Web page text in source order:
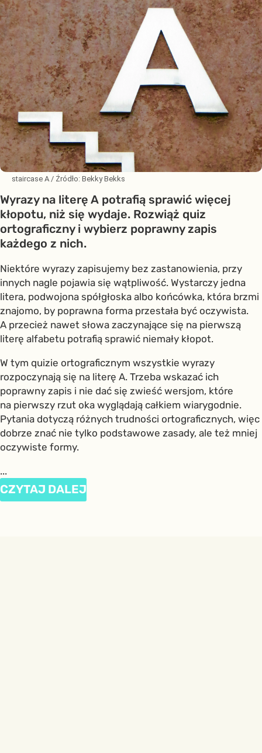
staircase A / Źródło: Bekky Bekks
Wyrazy na literę A potrafią sprawić więcej
kłopotu, niż się wydaje. Rozwiąż quiz
ortograficzny i wybierz poprawny zapis
każdego z nich.
Niektóre wyrazy zapisujemy bez zastanowienia, przy
innych nagle pojawia się wątpliwość. Wystarczy jedna
litera, podwojona spółgłoska albo końcówka, która brzmi
znajomo, by poprawna forma przestała być oczywista.
A przecież nawet słowa zaczynające się na pierwszą
literę alfabetu potrafią sprawić niemały kłopot.
W tym quizie ortograficznym wszystkie wyrazy
rozpoczynają się na literę A. Trzeba wskazać ich
poprawny zapis i nie dać się zwieść wersjom, które
na pierwszy rzut oka wyglądają całkiem wiarygodnie.
Pytania dotyczą różnych trudności ortograficznych, więc
dobrze znać nie tylko podstawowe zasady, ale też mniej
oczywiste formy.
...
CZYTAJ DALEJ